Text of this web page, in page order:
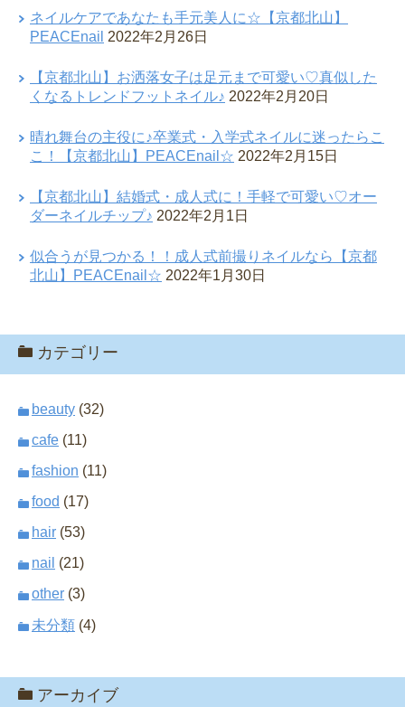
ネイルケアであなたも手元美人に☆【京都北山】
PEACEnail 2022年2月26日
【京都北山】お洒落女子は足元まで可愛い♡真似した
くなるトレンドフットネイル♪ 2022年2月20日
晴れ舞台の主役に♪卒業式・入学式ネイルに迷ったらこ
こ！【京都北山】PEACEnail☆ 2022年2月15日
【京都北山】結婚式・成人式に！手軽で可愛い♡オー
ダーネイルチップ♪ 2022年2月1日
似合うが見つかる！！成人式前撮りネイルなら【京都
北山】PEACEnail☆ 2022年1月30日
カテゴリー
beauty (32)
cafe (11)
fashion (11)
food (17)
hair (53)
nail (21)
other (3)
未分類 (4)
アーカイブ